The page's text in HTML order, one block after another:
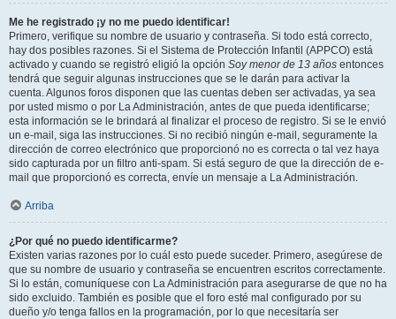
Me he registrado ¡y no me puedo identificar!
Primero, verifique su nombre de usuario y contraseña. Si todo está correcto,
hay dos posibles razones. Si el Sistema de Protección Infantil (APPCO) está
activado y cuando se registró eligió la opción Soy menor de 13 años entonces
tendrá que seguir algunas instrucciones que se le darán para activar la
cuenta. Algunos foros disponen que las cuentas deben ser activadas, ya sea
por usted mismo o por La Administración, antes de que pueda identificarse;
esta información se le brindará al finalizar el proceso de registro. Si se le envió
un e-mail, siga las instrucciones. Si no recibió ningún e-mail, seguramente la
dirección de correo electrónico que proporcionó no es correcta o tal vez haya
sido capturada por un filtro anti-spam. Si está seguro de que la dirección de e-
mail que proporcionó es correcta, envíe un mensaje a La Administración.
Arriba
¿Por qué no puedo identificarme?
Existen varias razones por lo cuál esto puede suceder. Primero, asegúrese de
que su nombre de usuario y contraseña se encuentren escritos correctamente.
Si lo están, comuníquese con La Administración para asegurarse de que no ha
sido excluido. También es posible que el foro esté mal configurado por su
dueño y/o tenga fallos en la programación, por lo que necesitaría ser